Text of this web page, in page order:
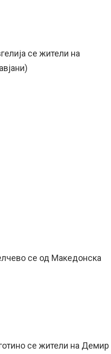
се жители на
се од Македонска
се жители на Демир